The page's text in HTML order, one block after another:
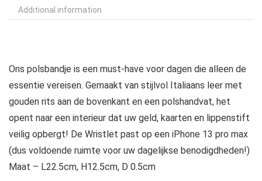
Additional information
Ons polsbandje is een must-have voor dagen die alleen de
essentie vereisen. Gemaakt van stijlvol Italiaans leer met
gouden rits aan de bovenkant en een polshandvat, het
opent naar een interieur dat uw geld, kaarten en lippenstift
veilig opbergt! De Wristlet past op een iPhone 13 pro max
(dus voldoende ruimte voor uw dagelijkse benodigdheden!)
Maat – L22.5cm, H12.5cm, D 0.5cm